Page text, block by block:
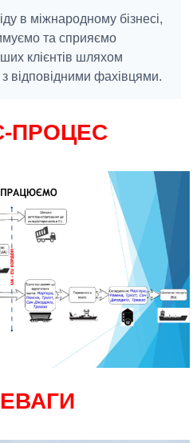
в міжнародному бізнесі,
та сприяємо
клієнтів шляхом
з відповідними фахівцями.
ПРОЦЕС